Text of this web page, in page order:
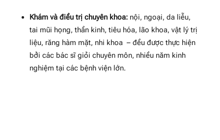
Khám và điều trị chuyên khoa:nội, ngoại, da liễu,
tai mũi họng, thần kinh, tiêu hóa, lão khoa, vật lý trị
liệu, răng hàm mặt, nhi khoa – đều được thực hiện
bởi các bác sĩ giỏi chuyên môn, nhiều năm kinh
nghiệm tại các bệnh viện lớn.